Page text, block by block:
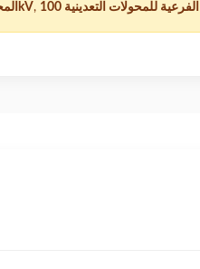
المحولات المقاومة للانفجار من النوع الجاف 6kV,